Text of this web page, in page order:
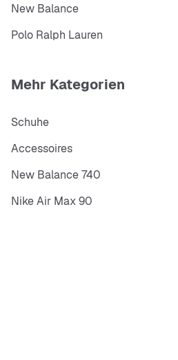
New Balance
Polo Ralph Lauren
Mehr Kategorien
Schuhe
Accessoires
New Balance 740
Nike Air Max 90